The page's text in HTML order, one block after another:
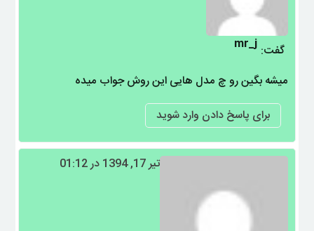
…
mr_j گفت:
میشه بگین رو چ مدل هایی این روش جواب میده
برای پاسخ دادن وارد شوید
تیر 17, 1394 در 01:12